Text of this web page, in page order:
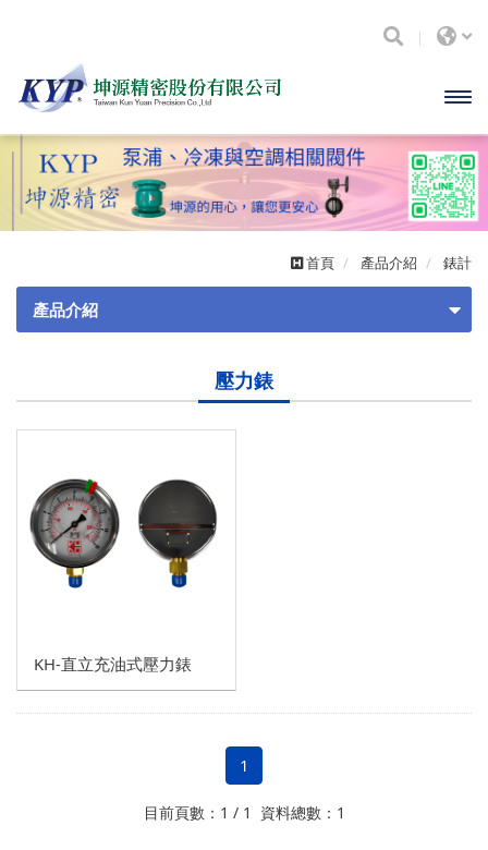
主選
單
首頁 產品介紹 錶計
產品介紹
砲金銅
鑄鐵
球墨鑄鐵
不銹鋼
KYP端吸聯軸離心式泵浦
壓力錶
溫度計
壓力錶
KH-直立充油式壓力錶
1
目前頁數：1 / 1 資料總數：1